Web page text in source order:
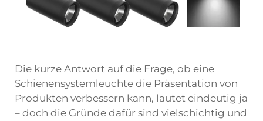
Die kurze Antwort auf die Frage, ob eine
Schienensystemleuchte die Präsentation von
Produkten verbessern kann, lautet eindeutig ja
– doch die Gründe dafür sind vielschichtig und